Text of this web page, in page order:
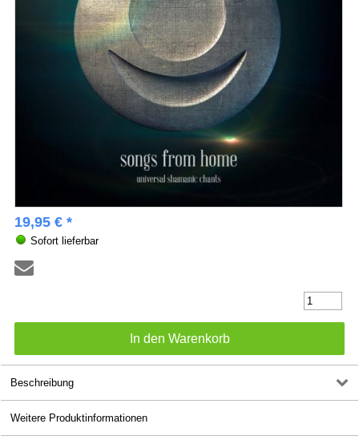
19,95 € *
Sofort lieferbar
Beschreibung
Weitere Produktinformationen